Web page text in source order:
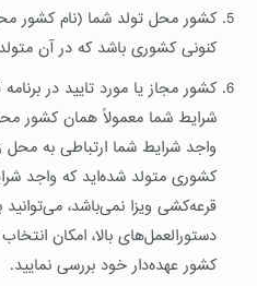
کشور محل تولد شما (نام کشور
کنونی کشوری باشد که در آن
کشور مجاز یا مورد تایید در
شرایط شما معمولاً همان کشور
واجد شرایط شما ارتباطی به محل
کشوری متولد شده‌اید که واجد
قرعه‌کشی ویزا نمی‌باشد، می‌توانید
دستورالعمل‌های بالا، امکان
کشور عهده‌دار خود بررسی نمایید.